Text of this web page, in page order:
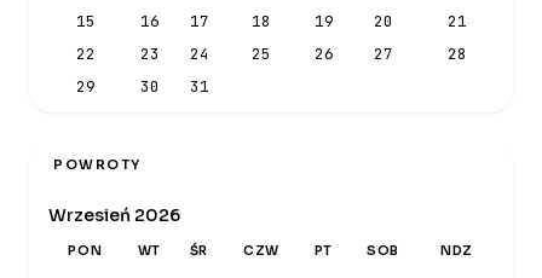
15
16 17 18 19 20
21
22
23 24 25 26 27
28
29
30 31
POWROTY
Wrzesień 2026
PON WT ŚR CZW PT SOB NDZ